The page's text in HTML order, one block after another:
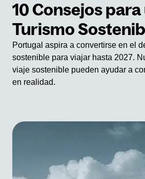
10 Consejos para
Turismo
Portugal aspira a convertirse en el
sostenible para viajar hasta 2027.
viaje sostenible pueden ayudar a
en realidad.